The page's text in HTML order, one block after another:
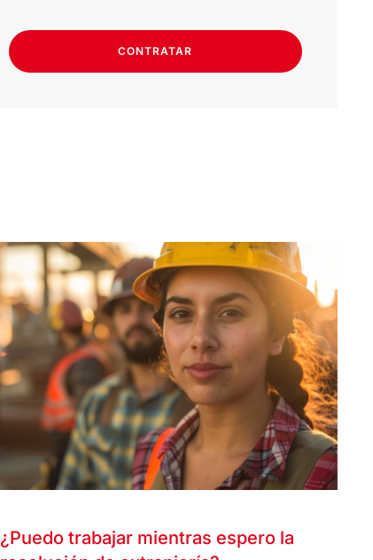
CONTRATAR
¿Puedo trabajar mientras espero la